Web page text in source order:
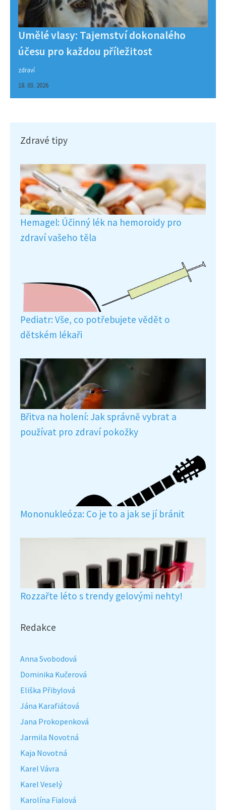
Umělé vlasy: Tajemství dokonalého
účesu pro každou příležitost
zdraví
18. 03. 2026
Zdravé tipy
Hemagel: Účinný lék na hemoroidy pro
zdraví vašeho těla
Pediatr: Vše, co potřebujete vědět o
dětském lékaři
Břitva na holení: Jak správně vybrat a
používat pro zdraví pokožky
Mononukleóza: Co je to a jak se jí bránit
Rozzařte léto s trendy gelovými nehty!
Redakce
Anna Svobodová
Dominika Kučerová
Eliška Přibylová
Jána Karafiátová
Jana Prokopenková
Jarmila Novotná
Kaja Novotná
Karel Vávra
Karel Veselý
Karolína Fialová